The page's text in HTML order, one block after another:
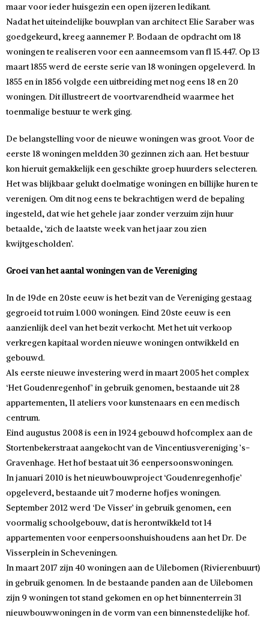
maar voor ieder huisgezin een open ijzeren ledikant.
Nadat het uiteindelijke bouwplan van architect Elie Saraber was
goedgekeurd, kreeg aannemer P. Bodaan de opdracht om 18
woningen te realiseren voor een aanneemsom van fl 15.447. Op 13
maart 1855 werd de eerste serie van 18 woningen opgeleverd. In
1855 en in 1856 volgde een uitbreiding met nog eens 18 en 20
woningen. Dit illustreert de voortvarendheid waarmee het
toenmalige bestuur te werk ging.
De belangstelling voor de nieuwe woningen was groot. Voor de
eerste 18 woningen meldden 30 gezinnen zich aan. Het bestuur
kon hieruit gemakkelijk een geschikte groep huurders selecteren.
Het was blijkbaar gelukt doelmatige woningen en billijke huren te
verenigen. Om dit nog eens te bekrachtigen werd de bepaling
ingesteld, dat wie het gehele jaar zonder verzuim zijn huur
betaalde, ‘zich de laatste week van het jaar zou zien
kwijtgescholden’.
Groei van het aantal woningen van de Vereniging
In de 19de en 20ste eeuw is het bezit van de Vereniging gestaag
gegroeid tot ruim 1.000 woningen. Eind 20ste eeuw is een
aanzienlijk deel van het bezit verkocht. Met het uit verkoop
verkregen kapitaal worden nieuwe woningen ontwikkeld en
gebouwd.
Als eerste nieuwe investering werd in maart 2005 het complex
‘Het Goudenregenhof’ in gebruik genomen, bestaande uit 28
appartementen, 11 ateliers voor kunstenaars en een medisch
centrum.
Eind augustus 2008 is een in 1924 gebouwd hofcomplex aan de
Stortenbekerstraat aangekocht van de Vincentiusvereniging ’s-
Gravenhage. Het hof bestaat uit 36 eenpersoonswoningen.
In januari 2010 is het nieuwbouwproject ‘Goudenregenhofje’
opgeleverd, bestaande uit 7 moderne hofjes woningen.
September 2012 werd ‘De Visser’ in gebruik genomen, een
voormalig schoolgebouw, dat is herontwikkeld tot 14
appartementen voor eenpersoonshuishoudens aan het Dr. De
Visserplein in Scheveningen.
In maart 2017 zijn 40 woningen aan de Uilebomen (Rivierenbuurt)
in gebruik genomen. In de bestaande panden aan de Uilebomen
zijn 9 woningen tot stand gekomen en op het binnenterrein 31
nieuwbouwwoningen in de vorm van een binnenstedelijke hof.